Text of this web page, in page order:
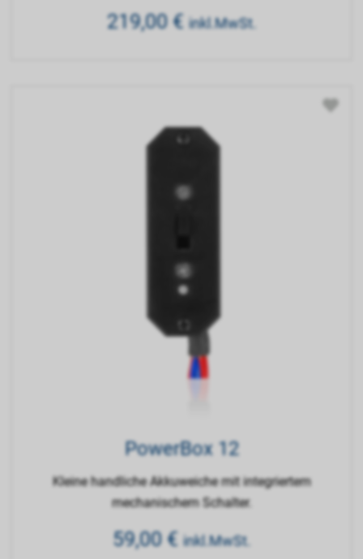
219,00€ inkl.MwSt.
PowerBox 12
Kleine handliche Akkuweiche mit integriertem
mechanischem Schalter.
59,00€ inkl.MwSt.